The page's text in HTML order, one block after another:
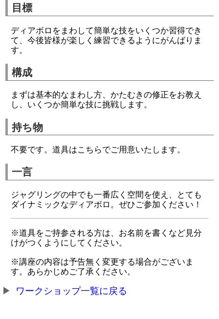
目標
ディアボロをまわして簡単な技をいくつか習得でき
て、今後皆様が楽しく練習できるようにがんばりま
す。
構成
まずは基本的なまわし方、かたむきの修正をお教え
し、いくつか簡単な技に挑戦します。
持ち物
不要です。道具はこちらでご用意いたします。
一言
ジャグリングの中でも一番広く空間を使え、とても
ダイナミックなディアボロ。ぜひご参加ください！
※道具をご持参される方は、お名前を書くなど見分
けがつくようにしてください。
※講座の内容は予告無く変更する場合がございま
す。あらかじめご了承ください。
ワークショップ一覧に戻る